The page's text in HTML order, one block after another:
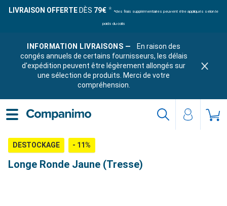
LIVRAISON OFFERTE DÈS 79€ *des frais supplémentaires peuvent être appliqués selon le
poids du colis
INFORMATION LIVRAISONS —
En raison des
congés annuels de certains fournisseurs, les délais
d'expédition peuvent être légèrement allongés sur
une sélection de produits. Merci de votre
compréhension.
DESTOCKAGE - 11%
Longe Ronde Jaune (Tresse)